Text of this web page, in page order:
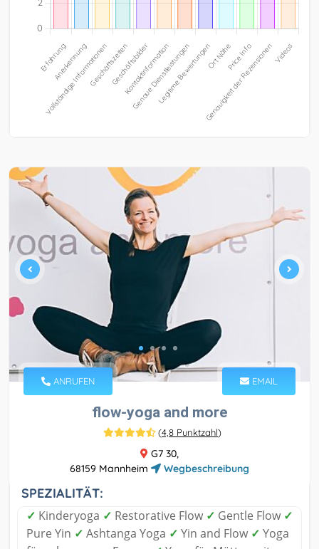
ANRUFEN EMAIL
flow-yoga and more
(4,8 Punktzahl)
G7 30,
68159 Mannheim
Wegbeschreibung
SPEZIALITÄT:
✓ Kinderyoga ✓ Restorative Flow ✓ Gentle Flow ✓
Pure Yin ✓ Ashtanga Yoga ✓ Yin and Flow ✓ Yoga